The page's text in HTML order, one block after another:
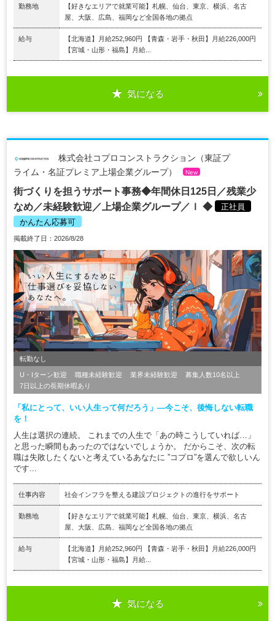
勤務地
【好きなエリアで就業可能】札幌、仙台、東京、横浜、名古
屋、大阪、広島、福岡など全国各地の拠点
給与
【北海道】月給252,960円 【青森・岩手・秋田】月給226,000円
【宮城・山形・福島】月給...
気になる
株式会社コプロコンストラクション（東証プ
ライム・名証プレミア上場企業グループ）
New
街づくりを担うサポート事務◆年間休日125日／残業少
なめ／未経験歓迎／上場企業グループ／ｌ ◆
正社員
かんたん応募可
掲載終了日：2026/8/28
転勤なし
U・Iターン歓迎 職種未経験歓迎 業界未経験歓迎
募集人数10名以上
7日以上の長期休暇あり
「私にとって、いい人生って何だろう」―今こそ、後悔しない転職
を！
人生は選択の連続。 これまでの人生で「あの時こうしていれば…」
と思った瞬間もあったのではないでしょうか。 だからこそ、次の転
職は失敗したくないと考えているあなたに ”コプロ”を選んで欲しいん
です...
仕事内容 社会インフラを整える建設プロジェクトの進行をサポート
勤務地
【好きなエリアで就業可能】札幌、仙台、東京、横浜、名古
屋、大阪、広島、福岡など全国各地の拠点
給与
【北海道】月給252,960円 【青森・岩手・秋田】月給226,000円
【宮城・山形・福島】月給...
気になる